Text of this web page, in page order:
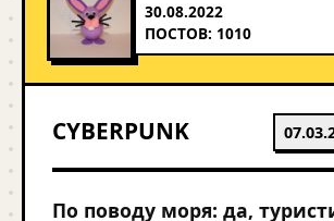
30.08.2022
ПОСТОВ: 1010
CYBERPUNK
По поводу моря: да,